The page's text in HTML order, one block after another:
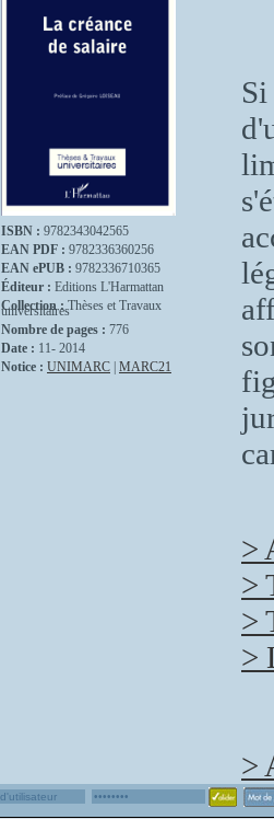
ISBN : 9782343042565
EAN PDF : 9782336360256
EAN ePUB : 9782336710365
Éditeur : Editions L'Harmattan
Collection :Thèses et Travaux
universitaires
Nombre de pages : 776
Date : 11- 2014
Notice : UNIMARC MARC21
>
>
>
>
>